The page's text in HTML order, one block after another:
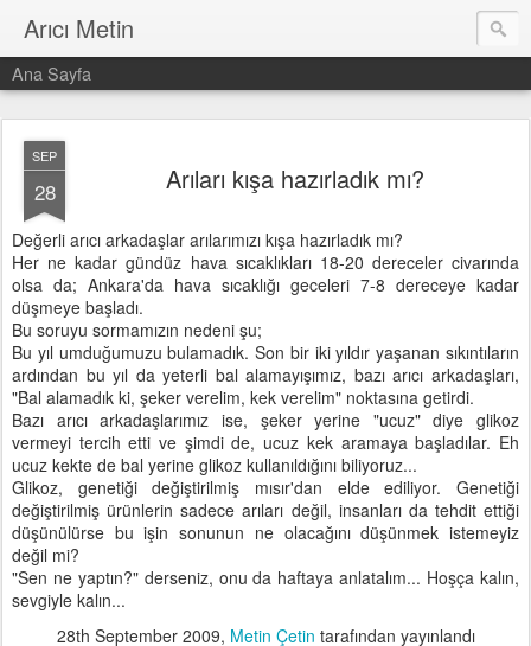
Arıcı Metin
Ana Sayfa
SEP
28 Arıları kışa hazırladık mı?
Değerli arıcı arkadaşlar arılarımızı kışa hazırladık mı?
Her ne kadar gündüz hava sıcaklıkları 18-20 dereceler civarında
olsa da; Ankara'da hava sıcaklığı geceleri 7-8 dereceye kadar
düşmeye başladı.
Bu soruyu sormamızın nedeni şu;
Bu yıl umduğumuzu bulamadık. Son bir iki yıldır yaşanan sıkıntıların
ardından bu yıl da yeterli bal alamayışımız, bazı arıcı arkadaşları,
"Bal alamadık ki, şeker verelim, kek verelim" noktasına getirdi.
Bazı arıcı arkadaşlarımız ise, şeker yerine "ucuz" diye glikoz
vermeyi tercih etti ve şimdi de, ucuz kek aramaya başladılar. Eh
ucuz kekte de bal yerine glikoz kullanıldığını biliyoruz...
Glikoz, genetiği değiştirilmiş mısır'dan elde ediliyor. Genetiği
değiştirilmiş ürünlerin sadece arıları değil, insanları da tehdit ettiği
düşünülürse bu işin sonunun ne olacağını düşünmek istemeyiz
değil mi?
"Sen ne yaptın?" derseniz, onu da haftaya anlatalım... Hoşça kalın,
sevgiyle kalın...
28th September 2009, Metin Çetin tarafından yayınlandı